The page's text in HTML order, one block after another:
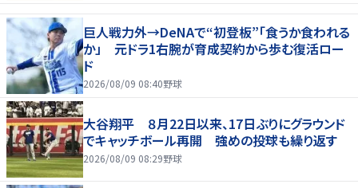
巨人戦力外→DeNAで“初登板”「食うか食われる
か」 元ドラ1右腕が育成契約から歩む復活ロー
ド
2026/08/09 08:40野球
大谷翔平 ８月22日以来、17日ぶりにグラウンド
でキャッチボール再開 強めの投球も繰り返す
2026/08/09 08:29野球